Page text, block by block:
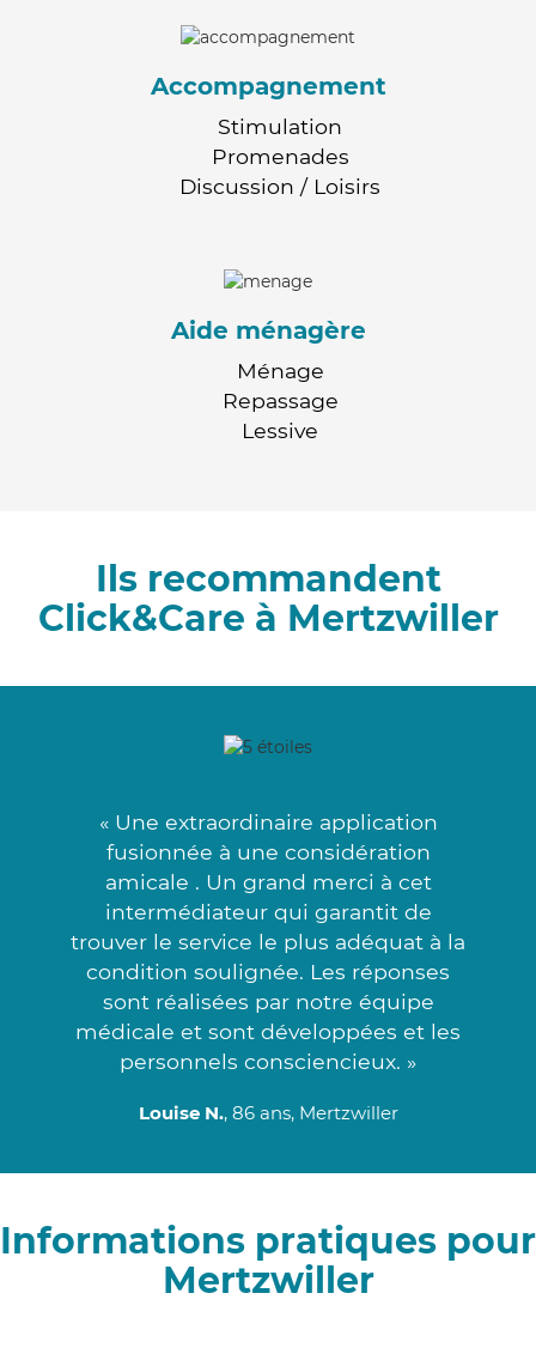
Accompagnement
Stimulation
Promenades
Discussion / Loisirs
Aide ménagère
Ménage
Repassage
Lessive
Ils recommandent
Click&Care à Mertzwiller
« Une extraordinaire application
fusionnée à une considération
amicale . Un grand merci à cet
intermédiateur qui garantit de
trouver le service le plus adéquat à la
condition soulignée. Les réponses
sont réalisées par notre équipe
médicale et sont développées et les
personnels consciencieux. »
Louise N., 86 ans, Mertzwiller
Informations pratiques pour
Mertzwiller